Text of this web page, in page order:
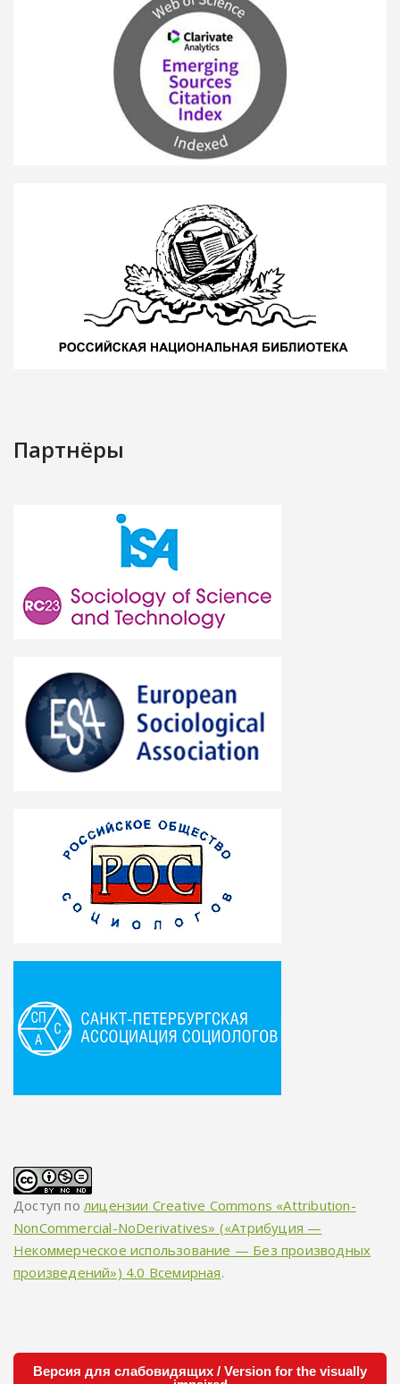
Партнёры
Доступ полицензии Creative Commons «Attribution-
NonCommercial-NoDerivatives» («Атрибуция —
Некоммерческое использование — Без производных
произведений») 4.0 Всемирная.
Версия для слабовидящих / Version for the visually